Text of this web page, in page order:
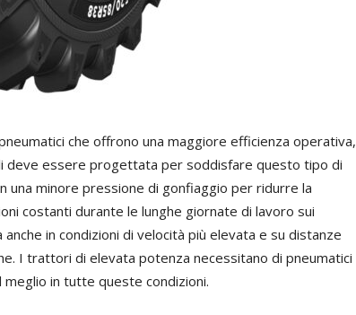
che offrono una maggiore efficienza operativa,
deve essere progettata per soddisfare questo tipo di
minore pressione di gonfiaggio per ridurre la
costanti durante le lunghe giornate di lavoro sui
in condizioni di velocità più elevata e su distanze
I trattori di elevata potenza necessitano di pneumatici
in tutte queste condizioni.